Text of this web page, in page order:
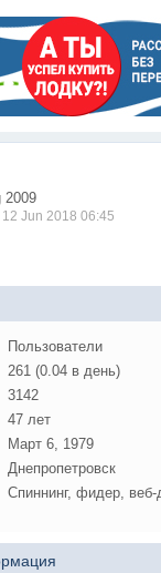
2009
12 Jun 2018 06:45
Пользователи
261 (0.04 в день)
3142
47 лет
Март 6, 1979
Днепропетровск
Спиннинг, фидер,